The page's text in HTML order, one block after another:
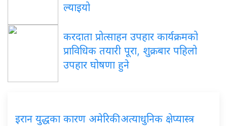
ल्याइयो
करदाता प्रोत्साहन उपहार कार्यक्रमको
प्राविधिक तयारी पूरा, शुक्रबार पहिलो
उपहार घोषणा हुने
इरान युद्धका कारण अमेरिकी अत्याधुनिक क्षेप्यास्त्र